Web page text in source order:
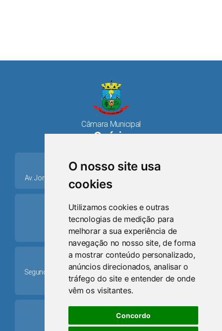
O nosso site usa
cookies
Utilizamos cookies e outras
tecnologias de medição para
melhorar a sua experiência de
navegação no nosso site, de forma
a mostrar conteúdo personalizado,
anúncios direcionados, analisar o
tráfego do site e entender de onde
vêm os visitantes.
Concordo
Câmara Municipal
Osório
place
Av. Jorge Dariva, 1211, Centro CEP: 95520.000 - Osório/RS
ring_volume
Telefone
(51) 9 8024-0884
Schedule
Segunda-feira a Sexta-feira: 08h às 12h e das 13h30min às
17h30min
mail
Email